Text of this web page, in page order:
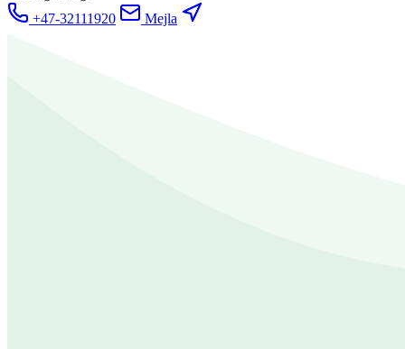
+47-32111920
Mejla